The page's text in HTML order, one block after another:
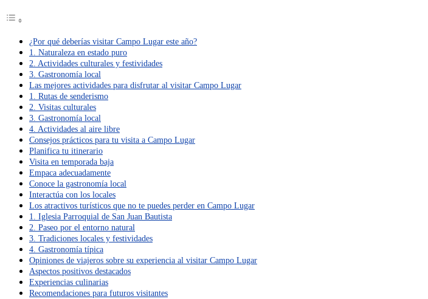
¿Por qué deberías visitar Campo Lugar este año?
1. Naturaleza en estado puro
2. Actividades culturales y festividades
3. Gastronomía local
Las mejores actividades para disfrutar al visitar Campo Lugar
1. Rutas de senderismo
2. Visitas culturales
3. Gastronomía local
4. Actividades al aire libre
Consejos prácticos para tu visita a Campo Lugar
Planifica tu itinerario
Visita en temporada baja
Empaca adecuadamente
Conoce la gastronomía local
Interactúa con los locales
Los atractivos turísticos que no te puedes perder en Campo Lugar
1. Iglesia Parroquial de San Juan Bautista
2. Paseo por el entorno natural
3. Tradiciones locales y festividades
4. Gastronomía típica
Opiniones de viajeros sobre su experiencia al visitar Campo Lugar
Aspectos positivos destacados
Experiencias culinarias
Recomendaciones para futuros visitantes